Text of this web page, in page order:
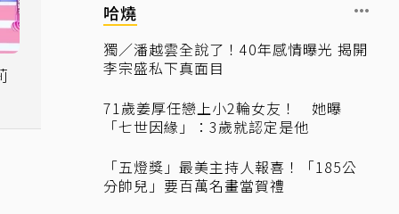
哈燒
獨／潘越雲全說了！40年感情曝光 揭開
李宗盛私下真面目
71歲姜厚任戀上小2輪女友！ 她曝
「七世因緣」：3歲就認定是他
「五燈獎」最美主持人報喜！「185公
分帥兒」要百萬名畫當賀禮